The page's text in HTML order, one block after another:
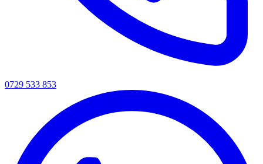
0729 533 853